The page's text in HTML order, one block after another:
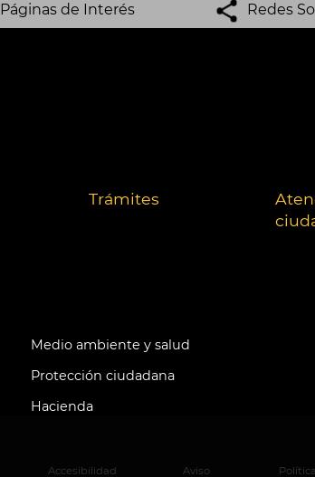
Páginas de Interés Redes
Trámites
Medio ambiente y salud
Protección ciudadana
Hacienda
Accesibilidad Aviso Política